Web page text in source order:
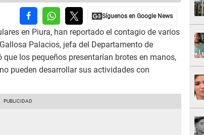
en Piura, han reportado el contagio de varios
Palacios, jefa del Departamento de
que los pequeños presentarían brotes en manos,
pueden desarrollar sus actividades con